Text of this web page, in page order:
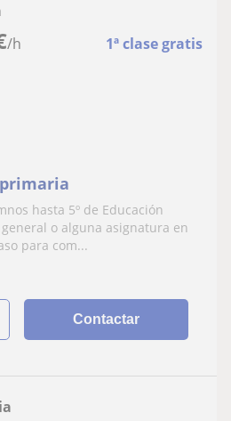
/h 1ª clase gratis
hasta 5º de Educación
o alguna asignatura en
para com...
Contactar